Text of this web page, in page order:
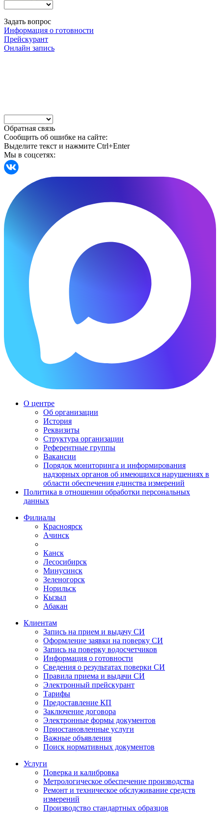
Задать вопрос
Информация о готовности
Прейскурант
Онлайн запись
Обратная связь
Сообщить об ошибке на сайте:
Выделите текст и нажмите Ctrl+Enter
Мы в соцсетях:
О центре
Об организации
История
Реквизиты
Структура организации
Референтные группы
Вакансии
Порядок мониторинга и информирования
надзорных органов об имеющихся нарушениях в
области обеспечения единства измерений
Политика в отношении обработки персональных
данных
Филиалы
Красноярск
Ачинск
Канск
Лесосибирск
Минусинск
Зеленогорск
Норильск
Кызыл
Абакан
Клиентам
Запись на прием и выдачу СИ
Оформление заявки на поверку СИ
Запись на поверку водосчетчиков
Информация о готовности
Сведения о результатах поверки СИ
Правила приема и выдачи СИ
Электронный прейскурант
Тарифы
Предоставление КП
Заключение договора
Электронные формы документов
Приостановленные услуги
Важные объявления
Поиск нормативных документов
Услуги
Поверка и калибровка
Метрологическое обеспечение производства
Ремонт и техническое обслуживание средств
измерений
Производство стандартных образцов